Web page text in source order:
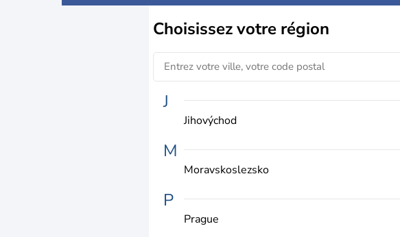
Choisissezvotre région
J
Jihovýchod
M
Moravskoslezsko
P
Prague